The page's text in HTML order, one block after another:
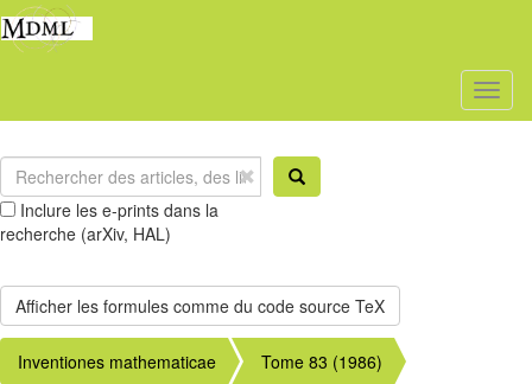
Inclure les e-prints dans la
recherche (arXiv, HAL)
Inventiones mathematicae
Tome 83 (1986)